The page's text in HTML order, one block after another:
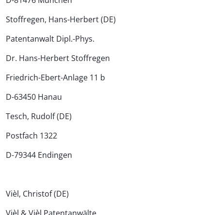
Stoffregen, Hans-Herbert (DE)
Patentanwalt Dipl.-Phys.
Dr. Hans-Herbert Stoffregen
Friedrich-Ebert-Anlage 11 b
D-63450 Hanau
Tesch, Rudolf (DE)
Postfach 1322
D-79344 Endingen
Vièl, Christof (DE)